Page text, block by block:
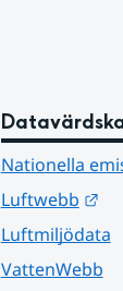
Nationella
Luftwebb
Luftmiljödata
VattenWebb